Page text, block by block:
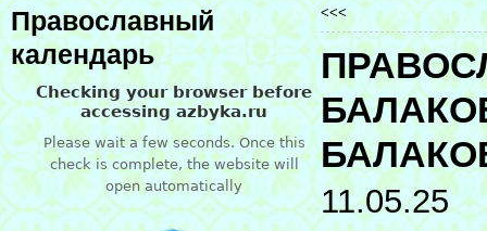
Православный
календарь
<<<
11.05.25